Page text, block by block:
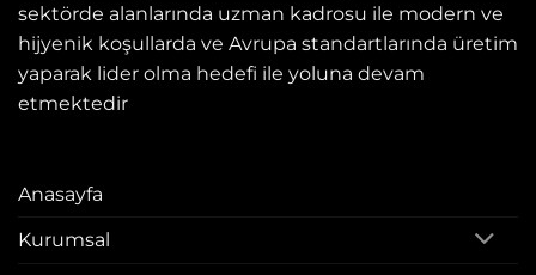
sektörde alanlarında uzman kadrosu ile modern ve
hijyenik koşullarda ve Avrupa standartlarında üretim
yaparak lider olma hedefi ile yoluna devam
etmektedir
Anasayfa
Kurumsal